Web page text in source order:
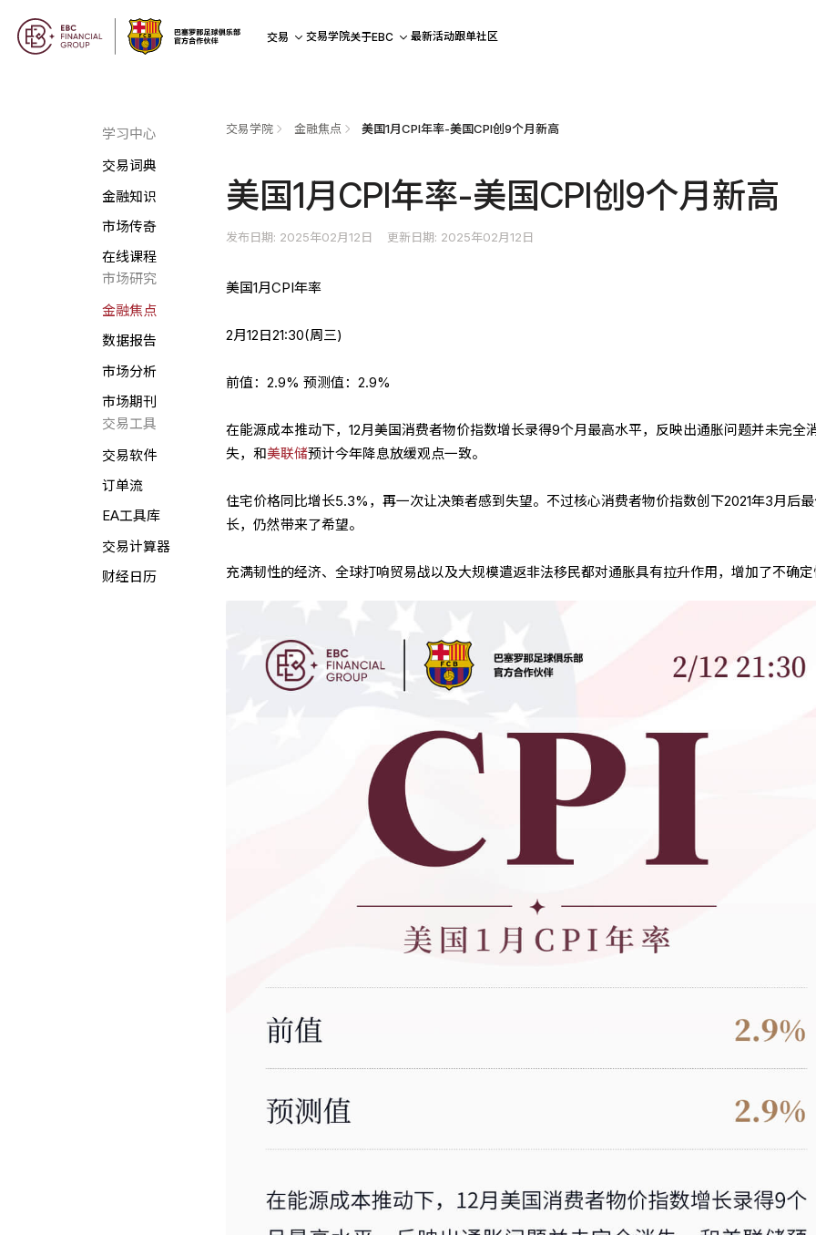
交易 交易学院关于EBC 最新活动跟单社区
学习中心
交易词典
金融知识
市场传奇
在线课程
市场研究
金融焦点
数据报告
市场分析
市场期刊
交易工具
交易软件
订单流
EA工具库
交易计算器
财经日历
交易学院 金融焦点 美国1月CPI年率-美国CPI创9个月新高
美国1月CPI年率-美国CPI创9个月新高
发布日期: 2025年02月12日 更新日期: 2025年02月12日
美国1月CPI年率
2月12日21:30(周三)
前值：2.9% 预测值：2.9%
在能源成本推动下，12月美国消费者物价指数增长录得9个月最高水平，反映出通胀问题并未完全
失，和美联储预计今年降息放缓观点一致。
住宅价格同比增长5.3%，再一次让决策者感到失望。不过核心消费者物价指数创下2021年3月后
长，仍然带来了希望。
充满韧性的经济、全球打响贸易战以及大规模遣返非法移民都对通胀具有拉升作用，增加了不确